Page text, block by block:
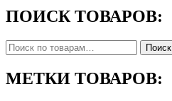
ПОИСК ТОВАРОВ:
Искать: Поиск
МЕТКИ ТОВАРОВ: